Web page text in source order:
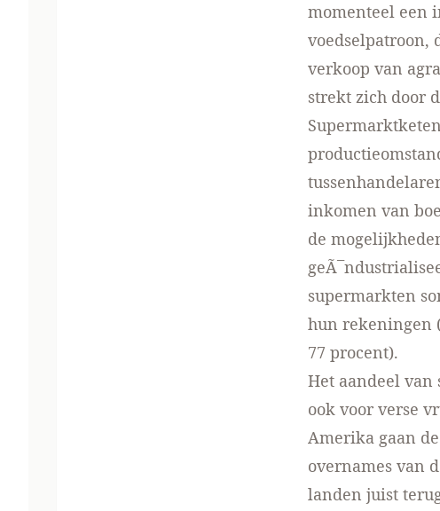
momenteel een
voedselpatroon,
verkoop van
strekt zich door
inkomen van
de
supermarkten
hun rekeningen
77 procent).
Het aandeel
ook voor verse
Amerika gaan
overnames van
landen juist